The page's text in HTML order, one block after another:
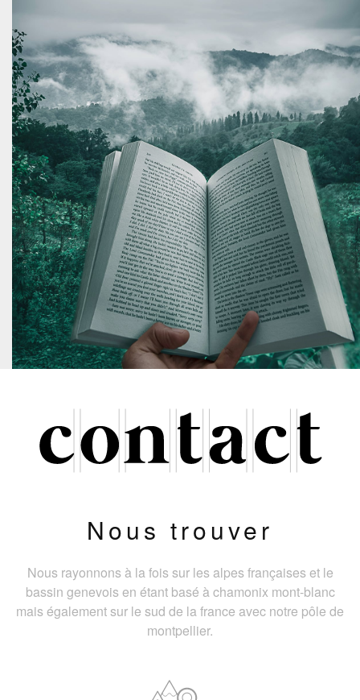
Nous trouver
Nous rayonnons à la fois sur les alpes françaises et le
bassin genevois en étant basé à chamonix mont-blanc
mais également sur le sud de la france avec notre pôle de
montpellier.